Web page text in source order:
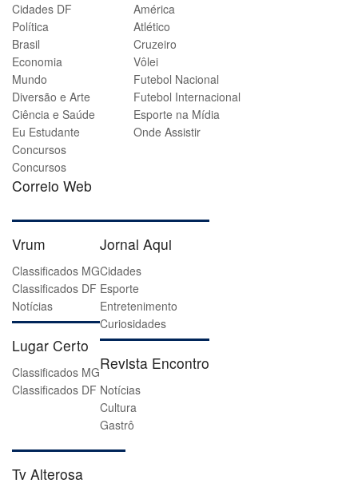
Cidades DF
Política
Brasil
Economia
Mundo
Diversão e Arte
Ciência e Saúde
Eu Estudante
Concursos
Concursos
Correio Web
América
Atlético
Cruzeiro
Vôlei
Futebol Nacional
Futebol Internacional
Esporte na Mídia
Onde Assistir
Vrum
Classificados MG
Classificados DF
Notícias
Lugar Certo
Classificados MG
Classificados DF
Jornal Aqui
Cidades
Esporte
Entretenimento
Curiosidades
Revista Encontro
Notícias
Cultura
Gastrô
Tv Alterosa